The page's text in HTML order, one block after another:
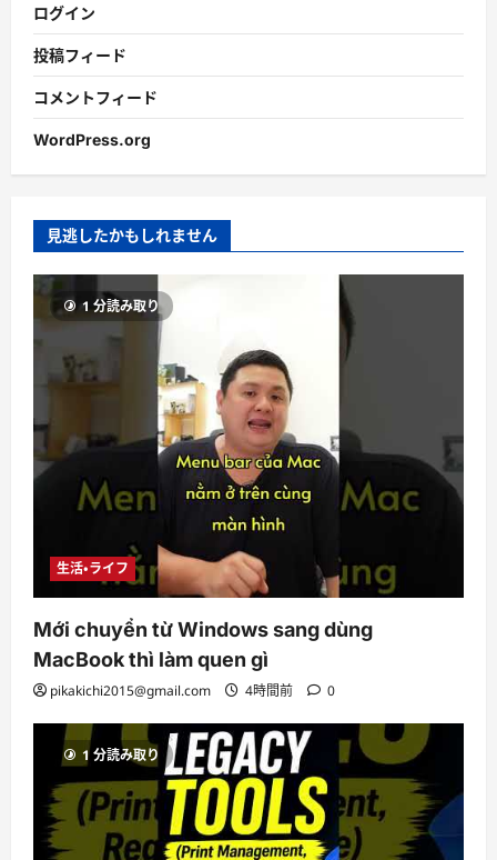
ログイン
投稿フィード
コメントフィード
WordPress.org
見逃したかもしれません
1 分読み取り
生活・ライフ
Mới chuyển từ Windows sang dùng
MacBook thì làm quen gì
pikakichi2015@gmail.com 4時間前 0
1 分読み取り